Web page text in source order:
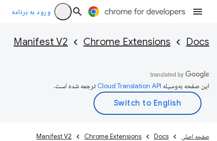
ورود به برنامه
Docs
Chrome Extensions
Manifest V2
این صفحه به‌وسیله ترجمه شده است.
صفحه اصلی Docs
Chrome Extensions
Manifest V2